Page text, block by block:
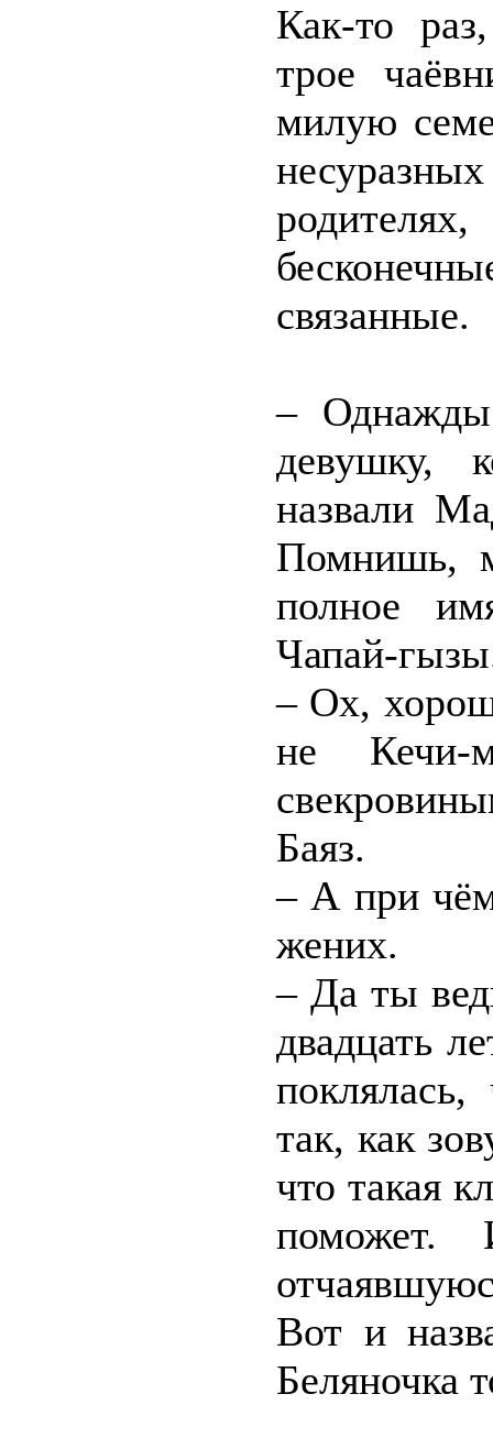
Как-то
трое
милую
связанные.
– Однажды
девушку,
назвали
Помнишь,
полное
Чапай-
– Ох,
не Кечи-
Баяз.
– А при чём
жених.
– Да ты
двадцать
так, как
что такая
поможет.
Вот и
Беляночка